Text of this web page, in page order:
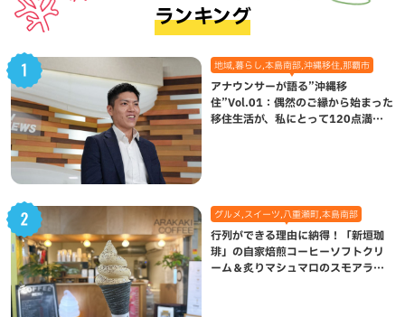
ランキング
地域,暮らし,本島南部,沖縄移住,那覇市
アナウンサーが語る”沖縄移
住”Vol.01：偶然のご縁から始まった
移住生活が、私にとって120点満点
グルメ,スイーツ,八重瀬町,本島南部
行列ができる理由に納得！「新垣珈
琲」の自家焙煎コーヒーソフトクリ
ーム＆炙りマシュマロのスモアラテ